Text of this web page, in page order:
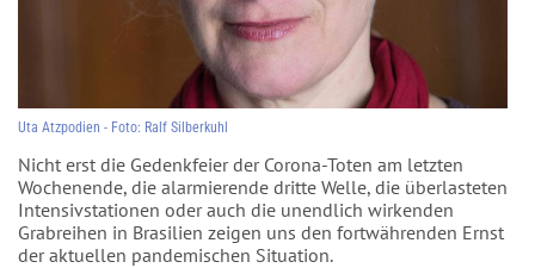
Uta Atzpodien - Foto: Ralf Silberkuhl
Nicht erst die Gedenkfeier der Corona-Toten am letzten
Wochenende, die alarmierende dritte Welle, die überlasteten
Intensivstationen oder auch die unendlich wirkenden
Grabreihen in Brasilien zeigen uns den fortwährenden Ernst
der aktuellen pandemischen Situation.